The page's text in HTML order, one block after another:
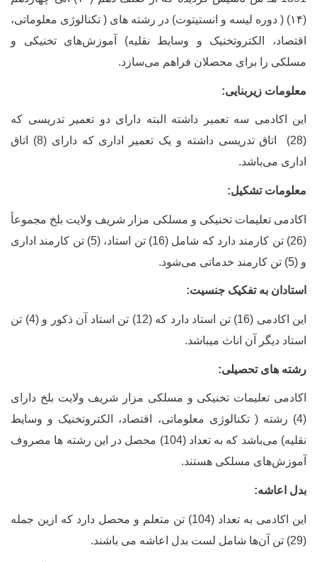
(۱۴) (
دوره لیسه و انستیتوت) در رشته های ( تکنالوژی معلوماتی،
اقتصاد، الکتروتخنیک و وسایط نقلیه) آموزش‌های تخنیکی و
مسلکی را برای محصلان فراهم‌ می‌سازد.
معلومات زیربنایی:
این اکادمی سه تعمیر داشته البته دارای دو تعمیر تدریسی که
(28) اتاق تدریسی داشته و یک تعمیر اداری که دارای (8) اتاق
اداری می‌باشد.
معلومات تشکیل:
اکادمی تعلیمات تخنیکی و مسلکی مزار شریف ولایت بلخ مجموعأ
(26) تن کارمند دارد که شامل (16) تن استاد، (5) تن کارمند اداری
و (5) تن کارمند خدماتی می‌شود.
استادان به تفکیک جنسیت:
این اکادمی (16) تن استاد دارد که (12) تن استاد آن ذکور و (4) تن
استاد دیگر آن اناث میباشد.
رشته های تحصیلی:
اکادمی تعلیمات تخنیکی و مسلکی مزار شریف ولایت بلخ دارای
(4) رشته ( تکنالوژی معلوماتی، اقتصاد، الکتروتخنیک و وسایط
نقلیه) می‌باشد که به تعداد (104) محصل در این رشته ها مصروف
آموزش‌های مسلکی هستند.
بدل اعاشه:
این اکادمی به تعداد (104) تن متعلم و محصل دارد که ازین جمله
(29) تن آن‌ها شامل لست بدل اعاشه می باشند.